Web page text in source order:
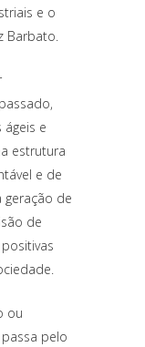
e o
Barbato.
ágeis e
estrutura
e de
geração de
de
ou
pelo